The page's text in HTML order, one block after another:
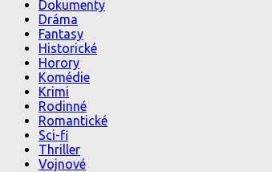
Dokumenty
Dráma
Fantasy
Historické
Horory
Komédie
Krimi
Rodinné
Romantické
Sci-fi
Thriller
Vojnové